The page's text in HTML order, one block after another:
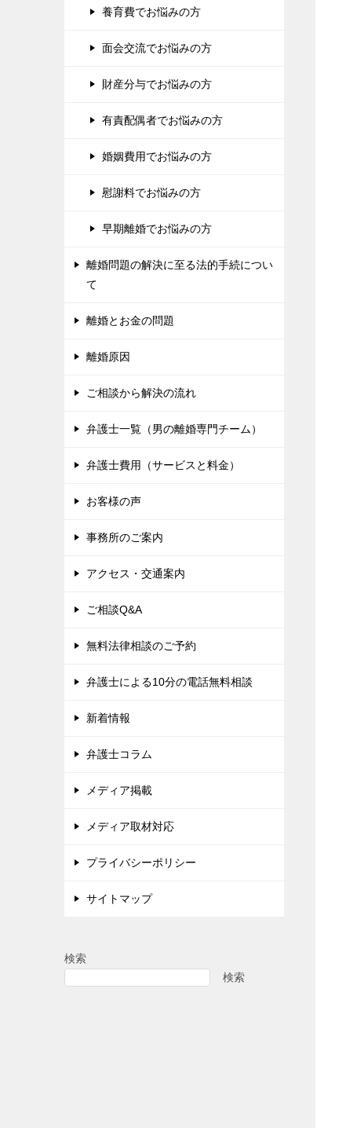
養育費でお悩みの方
面会交流でお悩みの方
財産分与でお悩みの方
有責配偶者でお悩みの方
婚姻費用でお悩みの方
慰謝料でお悩みの方
早期離婚でお悩みの方
離婚問題の解決に至る法的手続につい
て
離婚とお金の問題
離婚原因
ご相談から解決の流れ
弁護士一覧（男の離婚専門チーム）
弁護士費用（サービスと料金）
お客様の声
事務所のご案内
アクセス・交通案内
ご相談Q&A
無料法律相談のご予約
弁護士による10分の電話無料相談
新着情報
弁護士コラム
メディア掲載
メディア取材対応
プライバシーポリシー
サイトマップ
検索
検索